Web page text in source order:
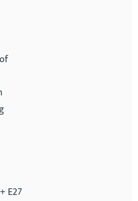
E27